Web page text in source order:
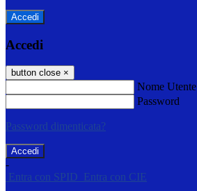
Accedi
Accedi
button close ×
Nome Utente
Password
Password dimenticata?
-
Entra con SPID
Entra con CIE